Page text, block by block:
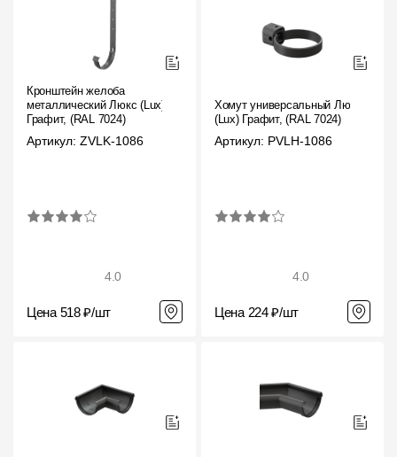
Кронштейн желоба
металлический Люкс (Lux)
Графит, (RAL 7024)
Артикул: ZVLK-1086
4.0
Цена 518 ₽/шт
Хомут универсальный Люкс
(Lux) Графит, (RAL 7024)
Артикул: PVLH-1086
4.0
Цена 224 ₽/шт